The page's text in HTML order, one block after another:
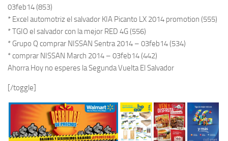
03feb14 (853)
* Excel automotriz el salvador KIA Picanto LX 2014 promotion (555)
* TGIO el salvador con la mejor RED 4G (556)
* Grupo Q comprar NISSAN Sentra 2014 – 03feb14 (534)
* comprar NISSAN March 2014 – 03feb14 (442)
Ahorra Hoy no esperes la Segunda Vuelta El Salvador
[/toggle]